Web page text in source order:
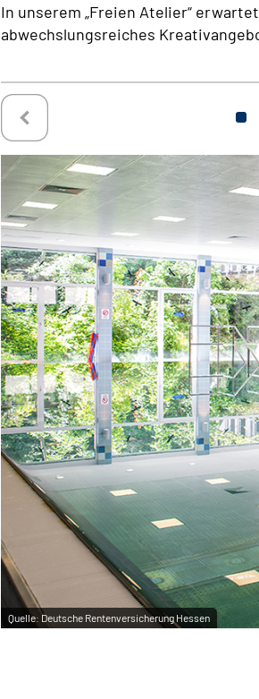
In unserem „Freien Atelier“
abwechslungsreiches
Quelle: Deutsche Rentenversicherung Hessen